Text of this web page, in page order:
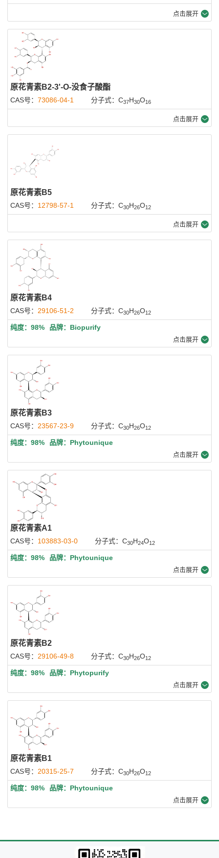
点击展开
原花青素B2-3'-O-没食子酸酯
CAS号： 73086-04-1 分子式：C37H30O16
点击展开
原花青素B5
CAS号： 12798-57-1 分子式：C30H26O12
点击展开
原花青素B4
CAS号： 29106-51-2 分子式：C30H26O12
纯度：98% 品牌：Biopurify
点击展开
原花青素B3
CAS号： 23567-23-9 分子式：C30H26O12
纯度：98% 品牌：Phytounique
点击展开
原花青素A1
CAS号： 103883-03-0 分子式：C30H24O12
纯度：98% 品牌：Phytounique
点击展开
原花青素B2
CAS号： 29106-49-8 分子式：C30H26O12
纯度：98% 品牌：Phytopurify
点击展开
原花青素B1
CAS号： 20315-25-7 分子式：C30H26O12
纯度：98% 品牌：Phytounique
点击展开